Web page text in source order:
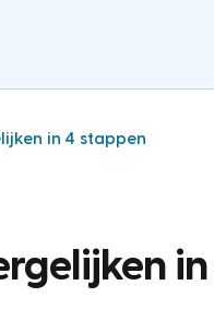
in 4 stappen